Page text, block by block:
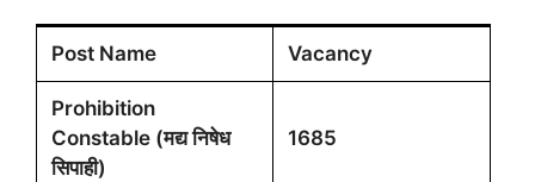
Post Name Vacancy
Prohibition
Constable (मद्य निषेध
सिपाही)
1685